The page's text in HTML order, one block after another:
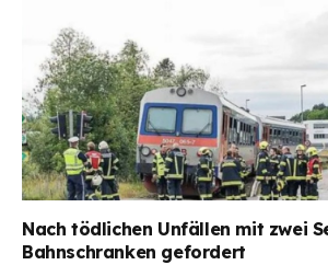
Nach tödlichen Unfällen mit zwei
Bahnschranken gefordert